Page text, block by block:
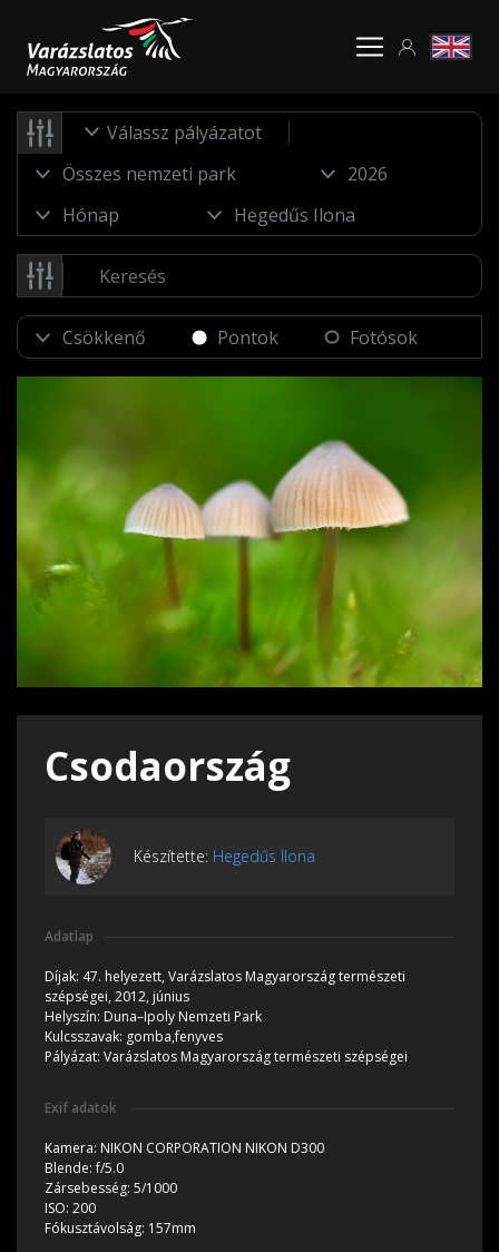
Válassz pályázatot
Pontok Fotósok
Csodaország
Készítette: Hegedűs Ilona
Adatlap
Díjak: 47. helyezett, Varázslatos Magyarország természeti
szépségei, 2012, június
Helyszín: Duna–Ipoly Nemzeti Park
Kulcsszavak: gomba,fenyves
Pályázat: Varázslatos Magyarország természeti szépségei
Exif adatok
Kamera: NIKON CORPORATION NIKON D300
Blende:f/5.0
Zársebesség: 5/1000
ISO: 200
Fókusztávolság: 157mm